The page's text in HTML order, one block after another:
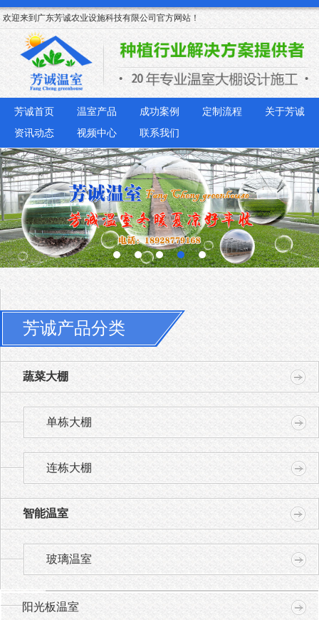
欢迎来到广东芳诚农业设施科技有限公司官方网站！
芳诚首页 温室产品 成功案例 定制流程
关于芳诚
资讯动态
视频中心 联系我们
芳诚产品分类
蔬菜大棚
单栋大棚
连栋大棚
智能温室
玻璃温室
阳光板温室